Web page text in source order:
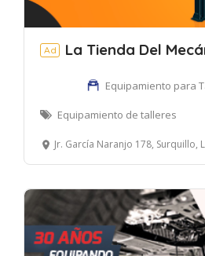
Ad La Tienda Del
Equipamiento para
Equipamiento de talleres
Jr. García Naranjo 178, Surquillo, Lima,